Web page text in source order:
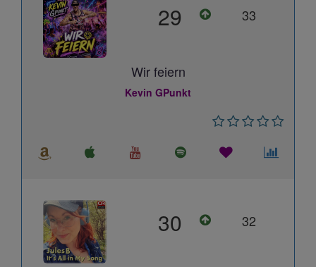
29 33
Wir feiern
Kevin GPunkt
30 32